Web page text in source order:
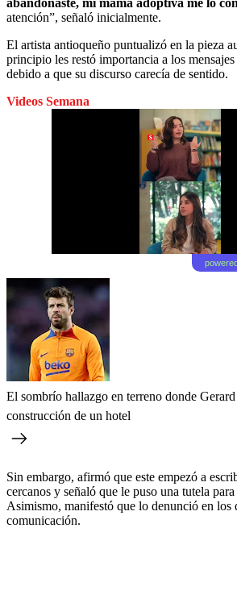
atención”, señaló inicialmente.
El artista antioqueño puntualizó en la pieza
principio les restó importancia a los
debido a que su discurso carecía de sentido.
Videos Semana
El sombrío hallazgo en terreno donde
construcción de un hotel
Sin embargo, afirmó que este empezó a
cercanos y señaló que le puso una tutela
Asimismo, manifestó que lo denunció en los
comunicación.